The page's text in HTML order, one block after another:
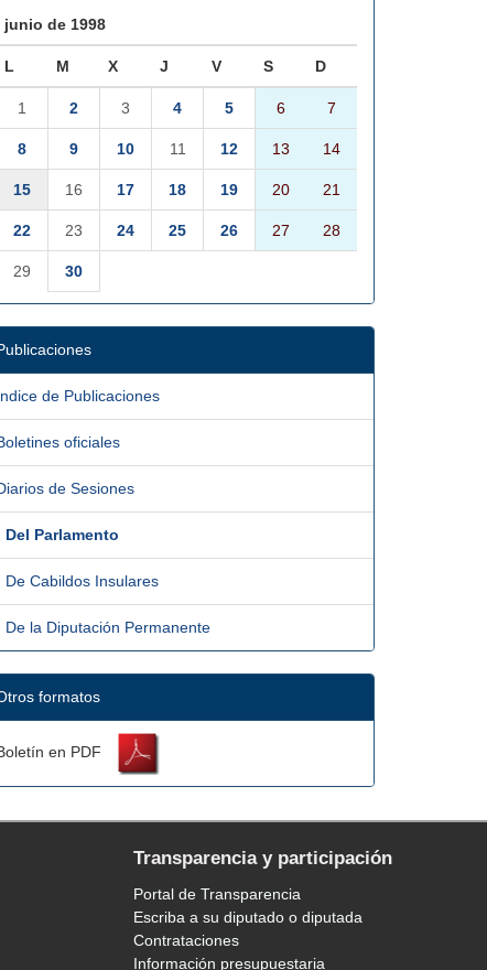
junio de 1998
L M X J V S D
1 2 3 4 5 6 7
8 9 10 11 12 13 14
15 16 17 18 19 20 21
22 23 24 25 26 27 28
29 30
de Publicaciones
oficiales
de Sesiones
Del Parlamento
De Cabildos Insulares
De la Diputación Permanente
formatos
en PDF
Transparencia y participación
Portal de Transparencia
Escriba a su diputado o diputada
Contrataciones
Información presupuestaria